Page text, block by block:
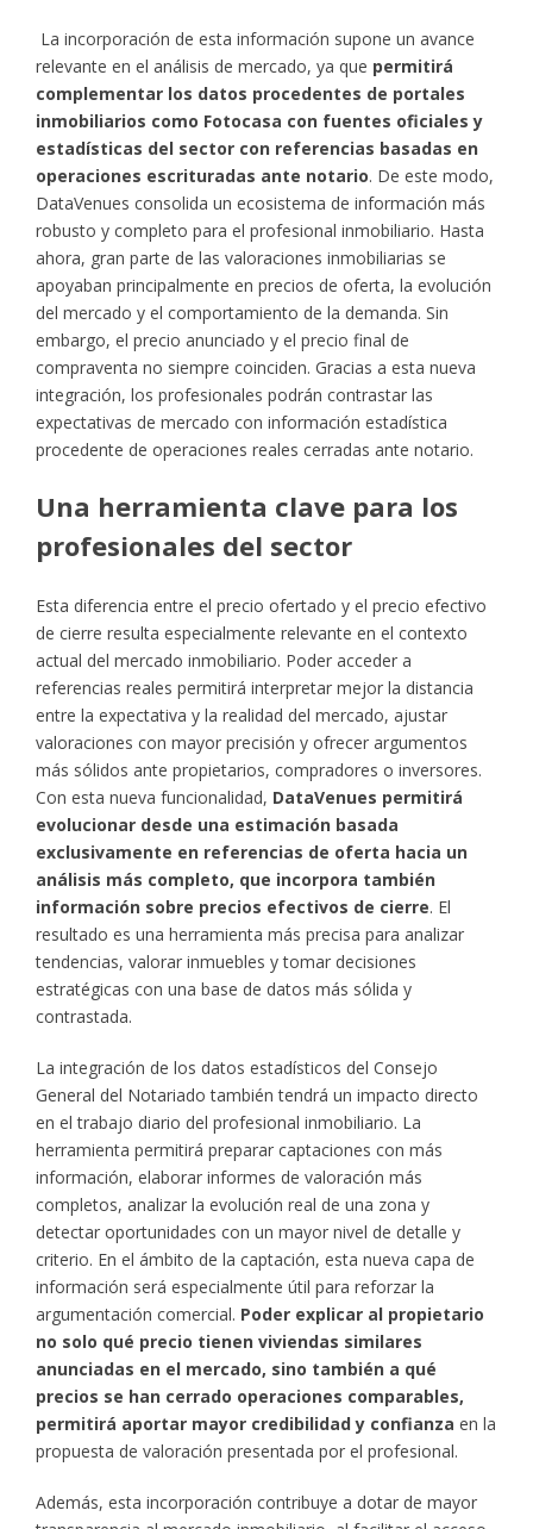
La incorporación de esta información supone un avance
relevante en el análisis de mercado, ya que permitirá
complementar los datos procedentes de portales
inmobiliarios como Fotocasa con fuentes oficiales y
estadísticas del sector con referencias basadas en
operaciones escrituradas ante notario. De este modo,
DataVenues consolida un ecosistema de información más
robusto y completo para el profesional inmobiliario. Hasta
ahora, gran parte de las valoraciones inmobiliarias se
apoyaban principalmente en precios de oferta, la evolución
del mercado y el comportamiento de la demanda. Sin
embargo, el precio anunciado y el precio final de
compraventa no siempre coinciden. Gracias a esta nueva
integración, los profesionales podrán contrastar las
expectativas de mercado con información estadística
procedente de operaciones reales cerradas ante notario.
Una herramienta clave para los
profesionales del sector
Esta diferencia entre el precio ofertado y el precio efectivo
de cierre resulta especialmente relevante en el contexto
actual del mercado inmobiliario. Poder acceder a
referencias reales permitirá interpretar mejor la distancia
entre la expectativa y la realidad del mercado, ajustar
valoraciones con mayor precisión y ofrecer argumentos
más sólidos ante propietarios, compradores o inversores.
Con esta nueva funcionalidad, DataVenues permitirá
evolucionar desde una estimación basada
exclusivamente en referencias de oferta hacia un
análisis más completo, que incorpora también
información sobre precios efectivos de cierre. El
resultado es una herramienta más precisa para analizar
tendencias, valorar inmuebles y tomar decisiones
estratégicas con una base de datos más sólida y
contrastada.
La integración de los datos estadísticos del Consejo
General del Notariado también tendrá un impacto directo
en el trabajo diario del profesional inmobiliario. La
herramienta permitirá preparar captaciones con más
información, elaborar informes de valoración más
completos, analizar la evolución real de una zona y
detectar oportunidades con un mayor nivel de detalle y
criterio. En el ámbito de la captación, esta nueva capa de
información será especialmente útil para reforzar la
argumentación comercial. Poder explicar al propietario
no solo qué precio tienen viviendas similares
anunciadas en el mercado, sino también a qué
precios se han cerrado operaciones comparables,
permitirá aportar mayor credibilidad y confianza en la
propuesta de valoración presentada por el profesional.
Además, esta incorporación contribuye a dotar de mayor